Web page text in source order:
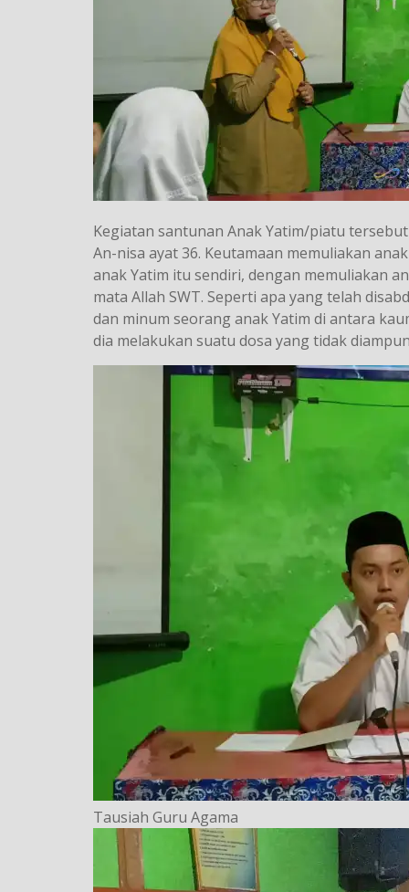
Kegiatan santunan Anak Yatim/piatu
An-nisa ayat 36. Keutamaan memuliakan
anak Yatim itu sendiri, dengan memuliakan
mata Allah SWT. Seperti apa yang telah
dan minum seorang anak Yatim di antara
dia melakukan suatu dosa yang tidak
Tausiah Guru Agama